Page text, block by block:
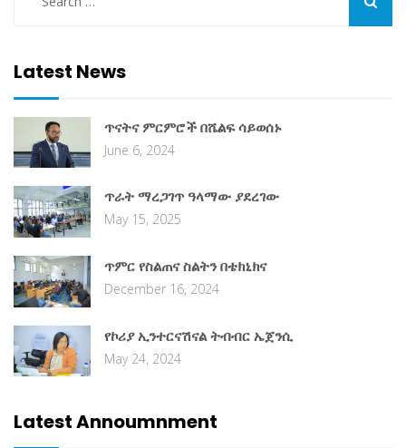
Latest News
ጥናትና ምርምሮች በሼልፍ ሳይወሰኑ
June 6, 2024
ጥራት ማረጋገጥ ዓላማው ያደረገው
May 15, 2025
ጥምር የስልጠና ስልትን በቴክኒክና
December 16, 2024
የኮሪያ ኢንተርናሽናል ትብብር ኤጀንሲ
May 24, 2024
Latest Annoumnment